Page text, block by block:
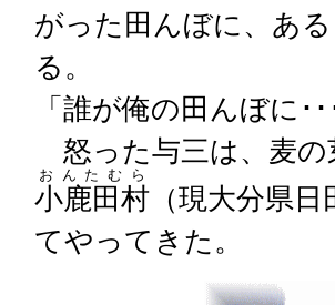
がった田んぼに、あ
る。
「誰が俺の田んぼに･
怒った与三は、麦の
小鹿田村
おんたむら
（現大分県
てやってきた。